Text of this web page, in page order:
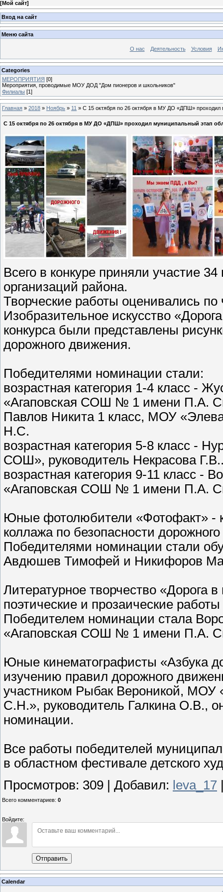
[Мой сайт]
Вход на сайт
Меню сайта
О нас Деятельность Условия
Categories
МЕРОПРИЯТИЯ [0]
Мероприятия, проводимые МОУ ДОД "Дом пионеров и школьников"
Филиалы [1]
Главная » 2018 » Ноябрь » 11 » С 15 октября по 26 октября в МУ ДО «ДПШ» проходил
С 15 октября по 26 октября в МУ ДО «ДПШ» проходил муниципальный этап
Всего в конкуре приняли участие
организаций района.
Творческие работы оценивались
Изобразительное искусство
конкурса были представлены
дорожного движения.
Победителями номинации стали:
возрастная категория 1-4 класс -
«Агаповская СОШ № 1 имени П.А.
Павлов Никита 1 класс, МОУ
Н.С.
возрастная категория 5-8 класс -
СОШ», руководитель Некрасова
возрастная категория 9-11 класс -
«Агаповская СОШ № 1 имени П.А.
Юные фотолюбители «Фотофакт» -
коллажа по безопасности
Победителями номинации стали
Авдюшев Тимофей и Никифоров
Литературное творчество «Дорога
поэтические и прозаические
Победителем номинации стала
«Агаповская СОШ № 1 имени П.А.
Юные кинематографисты «Азбука
изучению правил дорожного
участником Рыбак Вероникой,
С.Н.», руководитель Галкина О.В.,
номинации.
Все работы победителей
в областном фестивале детского
Просмотров: 309 Добавил: leva_17
Всего комментариев: 0
Войдите:
Отправить
Calendar